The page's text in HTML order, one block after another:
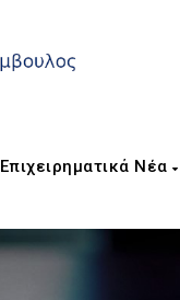
Επιχειρηματικά Νέα